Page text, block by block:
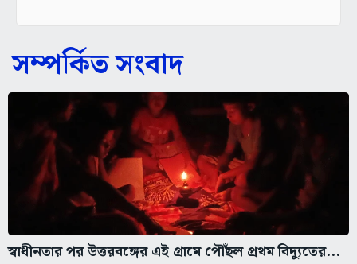
সম্পর্কিত সংবাদ
স্বাধীনতার পর উত্তরবঙ্গের এই গ্রামে পৌঁছল প্রথম বিদ্যুতের...